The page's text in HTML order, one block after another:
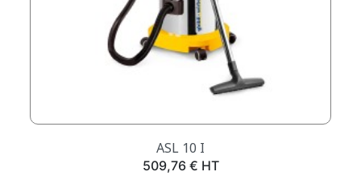
ASL 10 I
Prix
509,76 € HT